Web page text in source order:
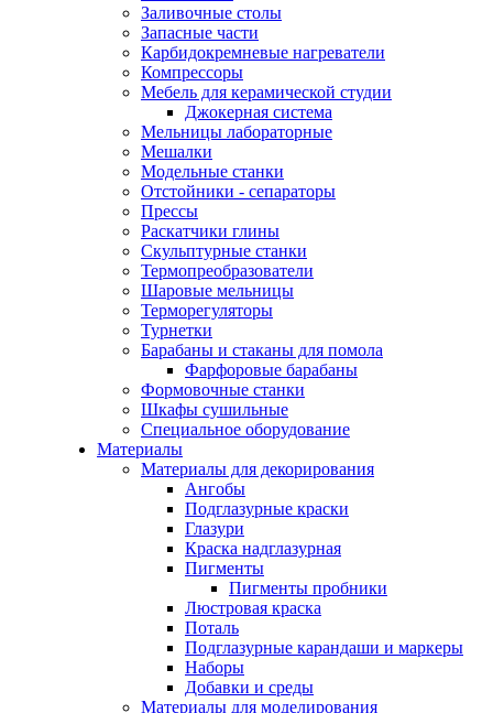
Заливочные столы
Запасные части
Карбидокремневые нагреватели
Компрессоры
Мебель для керамической студии
Джокерная система
Мельницы лабораторные
Мешалки
Модельные станки
Отстойники - сепараторы
Прессы
Раскатчики глины
Скульптурные станки
Термопреобразователи
Шаровые мельницы
Терморегуляторы
Турнетки
Барабаны и стаканы для помола
Фарфоровые барабаны
Формовочные станки
Шкафы сушильные
Специальное оборудование
Материалы
Материалы для декорирования
Ангобы
Подглазурные краски
Глазури
Краска надглазурная
Пигменты
Пигменты пробники
Люстровая краска
Поталь
Подглазурные карандаши и маркеры
Наборы
Добавки и среды
Материалы для моделирования